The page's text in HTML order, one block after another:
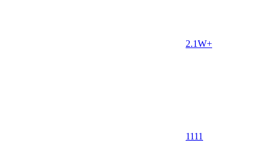
2.1W+
1111